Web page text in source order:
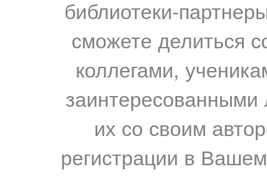
библиотеки-
сможете делиться
коллегами,
их со своим
регистрации в